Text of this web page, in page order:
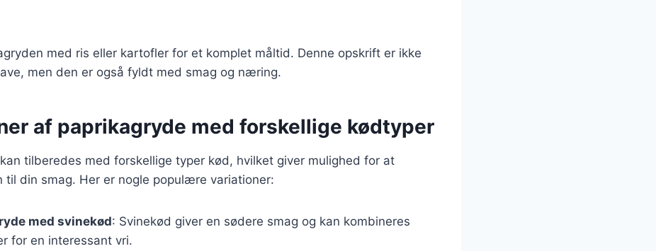
med ris eller kartofler for et komplet måltid. Denne opskrift er ikke
men den er også fyldt med smag og næring.
af paprikagryde med forskellige kødtyper
tilberedes med forskellige typer kød, hvilket giver mulighed for at
til din smag. Her er nogle populære variationer:
med svinekød: Svinekød giver en sødere smag og kan kombineres
for en interessant vri.